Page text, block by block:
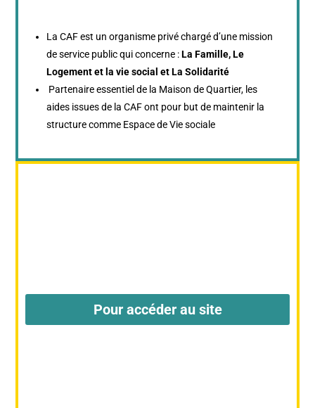
La CAF est un organisme privé chargé d’une mission
de service public qui concerne :La Famille,Le
Logement et la vie social etLa Solidarité
Partenaire essentiel de la Maison de Quartier, les
aides issues de la CAF ont pour but de maintenir la
structure comme Espace de Vie sociale
Pour accéder au site